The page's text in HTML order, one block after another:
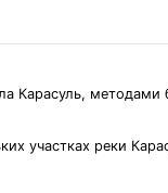
Карасуль, методами
участках реки